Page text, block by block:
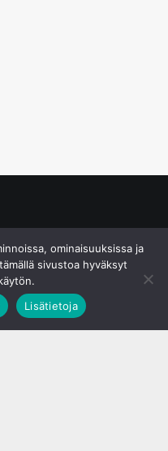
ominaisuuksissa ja
sivustoa hyväksyt
Lisätietoja